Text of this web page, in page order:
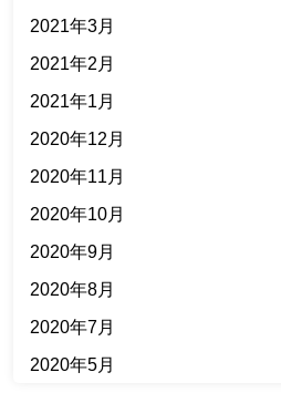
2021年3月
2021年2月
2021年1月
2020年12月
2020年11月
2020年10月
2020年9月
2020年8月
2020年7月
2020年5月